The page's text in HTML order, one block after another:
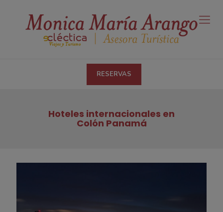
RESERVAS
Hoteles internacionales en
Colón Panamá